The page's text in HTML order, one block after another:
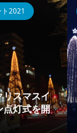
2021
リスマスイ
点灯式を開